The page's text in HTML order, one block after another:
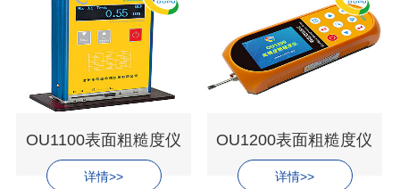
OU1100表面粗糙度仪
详情>>
OU1200表面粗糙度仪
详情>>